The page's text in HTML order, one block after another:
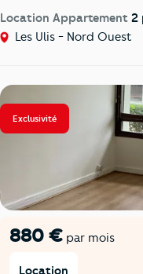
Location Appartement 2
Les Ulis - Nord Ouest
Exclusivité
880 € par mois
Location